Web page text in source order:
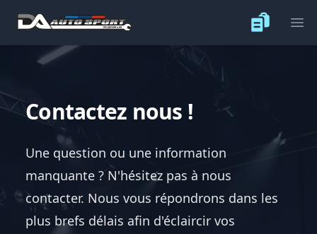
Contactez nous !
Une question ou une information
manquante ? N'hésitez pas à nous
contacter. Nous vous répondrons dans les
plus brefs délais afin d'éclaircir vos